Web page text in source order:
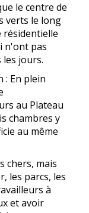
le centre de
verts le long
résidentielle
n'ont pas
jours.
: En plein
au Plateau
chambres y
au même
chers, mais
les parcs, les
à
et avoir